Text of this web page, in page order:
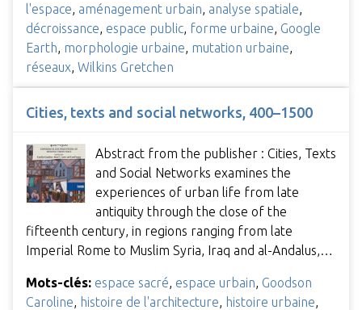
l'espace aménagement urbain analyse spatiale
décroissance espace public forme urbaine Google
Earth morphologie urbaine mutation urbaine
réseaux Wilkins Gretchen
Cities, texts and social networks, 400–1500
Abstract from the publisher : Cities, Texts
and Social Networks examines the
experiences of urban life from late
antiquity through the close of the
fifteenth century, in regions ranging from late
Imperial Rome to Muslim Syria, Iraq and al-Andalus,…
Mots-clés: espace sacré, espace urbain, Goodson
Caroline, histoire de l'architecture, histoire urbaine,